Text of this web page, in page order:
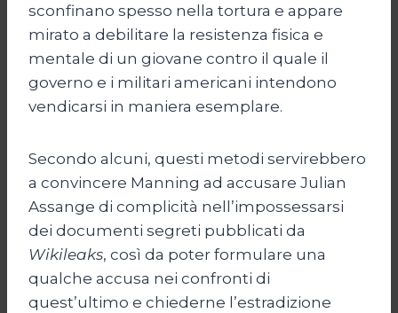
sconfinano spesso nella tortura e appare
mirato a debilitare la resistenza fisica e
mentale di un giovane contro il quale il
governo e i militari americani intendono
vendicarsi in maniera esemplare.
Secondo alcuni, questi metodi servirebbero
a convincere Manning ad accusare Julian
Assange di complicità nell’impossessarsi
dei documenti segreti pubblicati da
Wikileaks, così da poter formulare una
qualche accusa nei confronti di
quest’ultimo e chiederne l’estradizione